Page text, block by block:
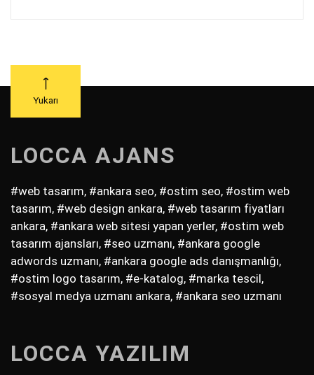
LOCCA AJANS
#web tasarım, #ankara seo, #ostim seo, #ostim web
tasarım, #web design ankara, #web tasarım fiyatları
ankara, #ankara web sitesi yapan yerler, #ostim web
tasarım ajansları, #seo uzmanı, #ankara google
adwords uzmanı, #ankara google ads danışmanlığı,
#ostim logo tasarım, #e-katalog, #marka tescil,
#sosyal medya uzmanı ankara, #ankara seo uzmanı
LOCCA YAZILIM
Yukarı